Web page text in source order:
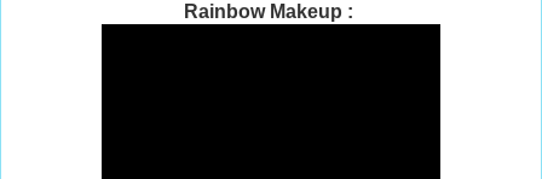
Rainbow Makeup :